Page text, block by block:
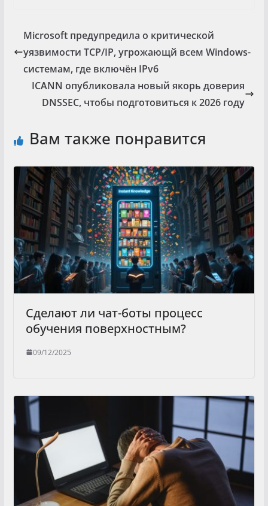
Microsoft предупредила о критической
уязвимости TCP/IP, угрожающй всем Windows-
системам, где включён IPv6
ICANN опубликовала новый якорь доверия
DNSSEC, чтобы подготовиться к 2026 году
Вам также понравится
Сделают ли чат-боты процесс
обучения поверхностным?
09/12/2025